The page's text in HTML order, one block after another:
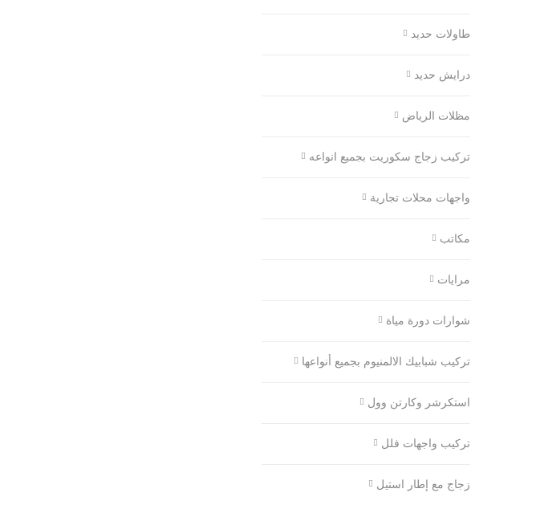
طاولات حديد
درايش حديد
مظلات الرياض
تركيب زجاج سكوريت بجميع انواعه
واجهات محلات تجارية
مكاتب
مرايات
شوارات دورة مياة
تركيب شبابيك الالمنيوم بجميع أنواعها
استكرشر وكارتن وول
تركيب واجهات فلل
زجاج مع إطار استيل